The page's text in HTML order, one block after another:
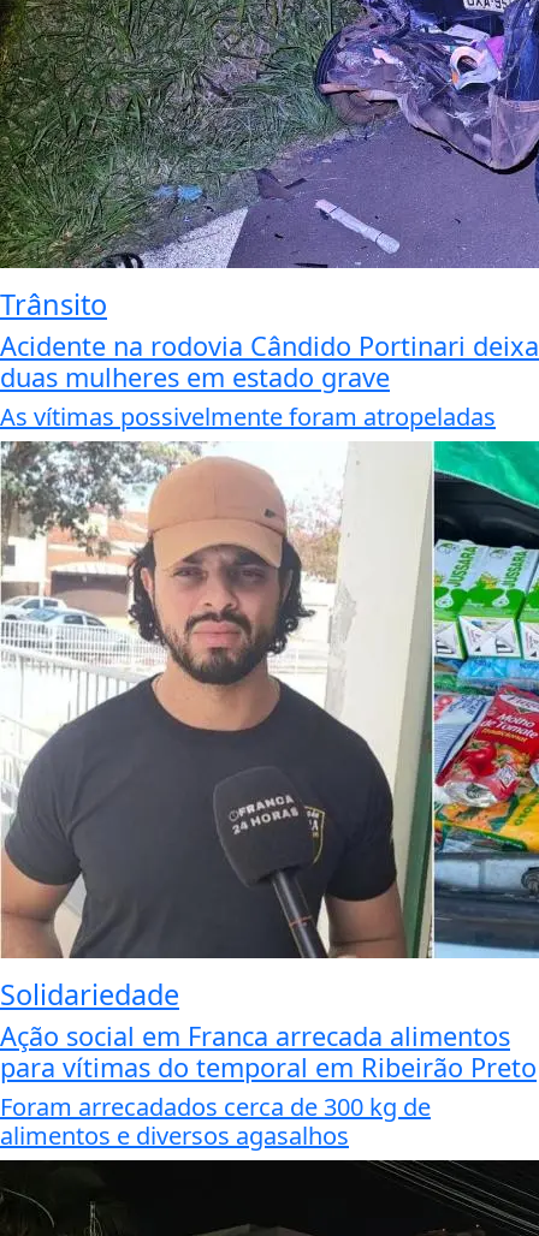
Trânsito
Acidente na rodovia Cândido Portinari deixa
duas mulheres em estado grave
As vítimas possivelmente foram atropeladas
Solidariedade
Ação social em Franca arrecada alimentos
para vítimas do temporal em Ribeirão Preto
Foram arrecadados cerca de 300 kg de
alimentos e diversos agasalhos